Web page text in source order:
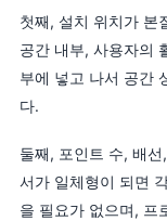
첫째, 설치 위치가 본
공간 내부, 사용자의
부에 넣고 나서 공간
다.
둘째, 포인트 수, 배
서가 일체형이 되면
을 필요가 없으며, 프